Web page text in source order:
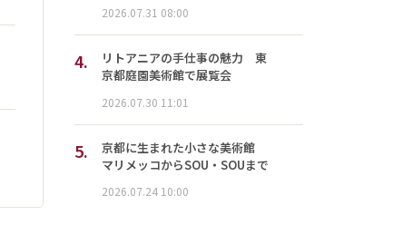
2026.07.31 08:00
4.
リトアニアの手仕事の魅力 東
京都庭園美術館で展覧会
2026.07.30 11:01
5.
京都に生まれた小さな美術館
マリメッコからSOU・SOUまで
2026.07.24 10:00